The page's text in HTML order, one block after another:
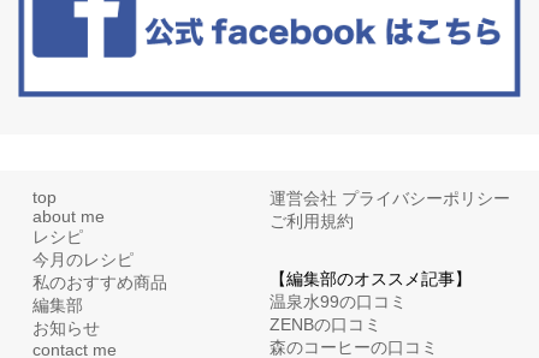
top
about me
レシピ
今月のレシピ
私のおすすめ商品
編集部
お知らせ
contact me
運営会社 プライバシーポリシー
ご利用規約
【編集部のオススメ記事】
温泉水99の口コミ
ZENBの口コミ
森のコーヒーの口コミ